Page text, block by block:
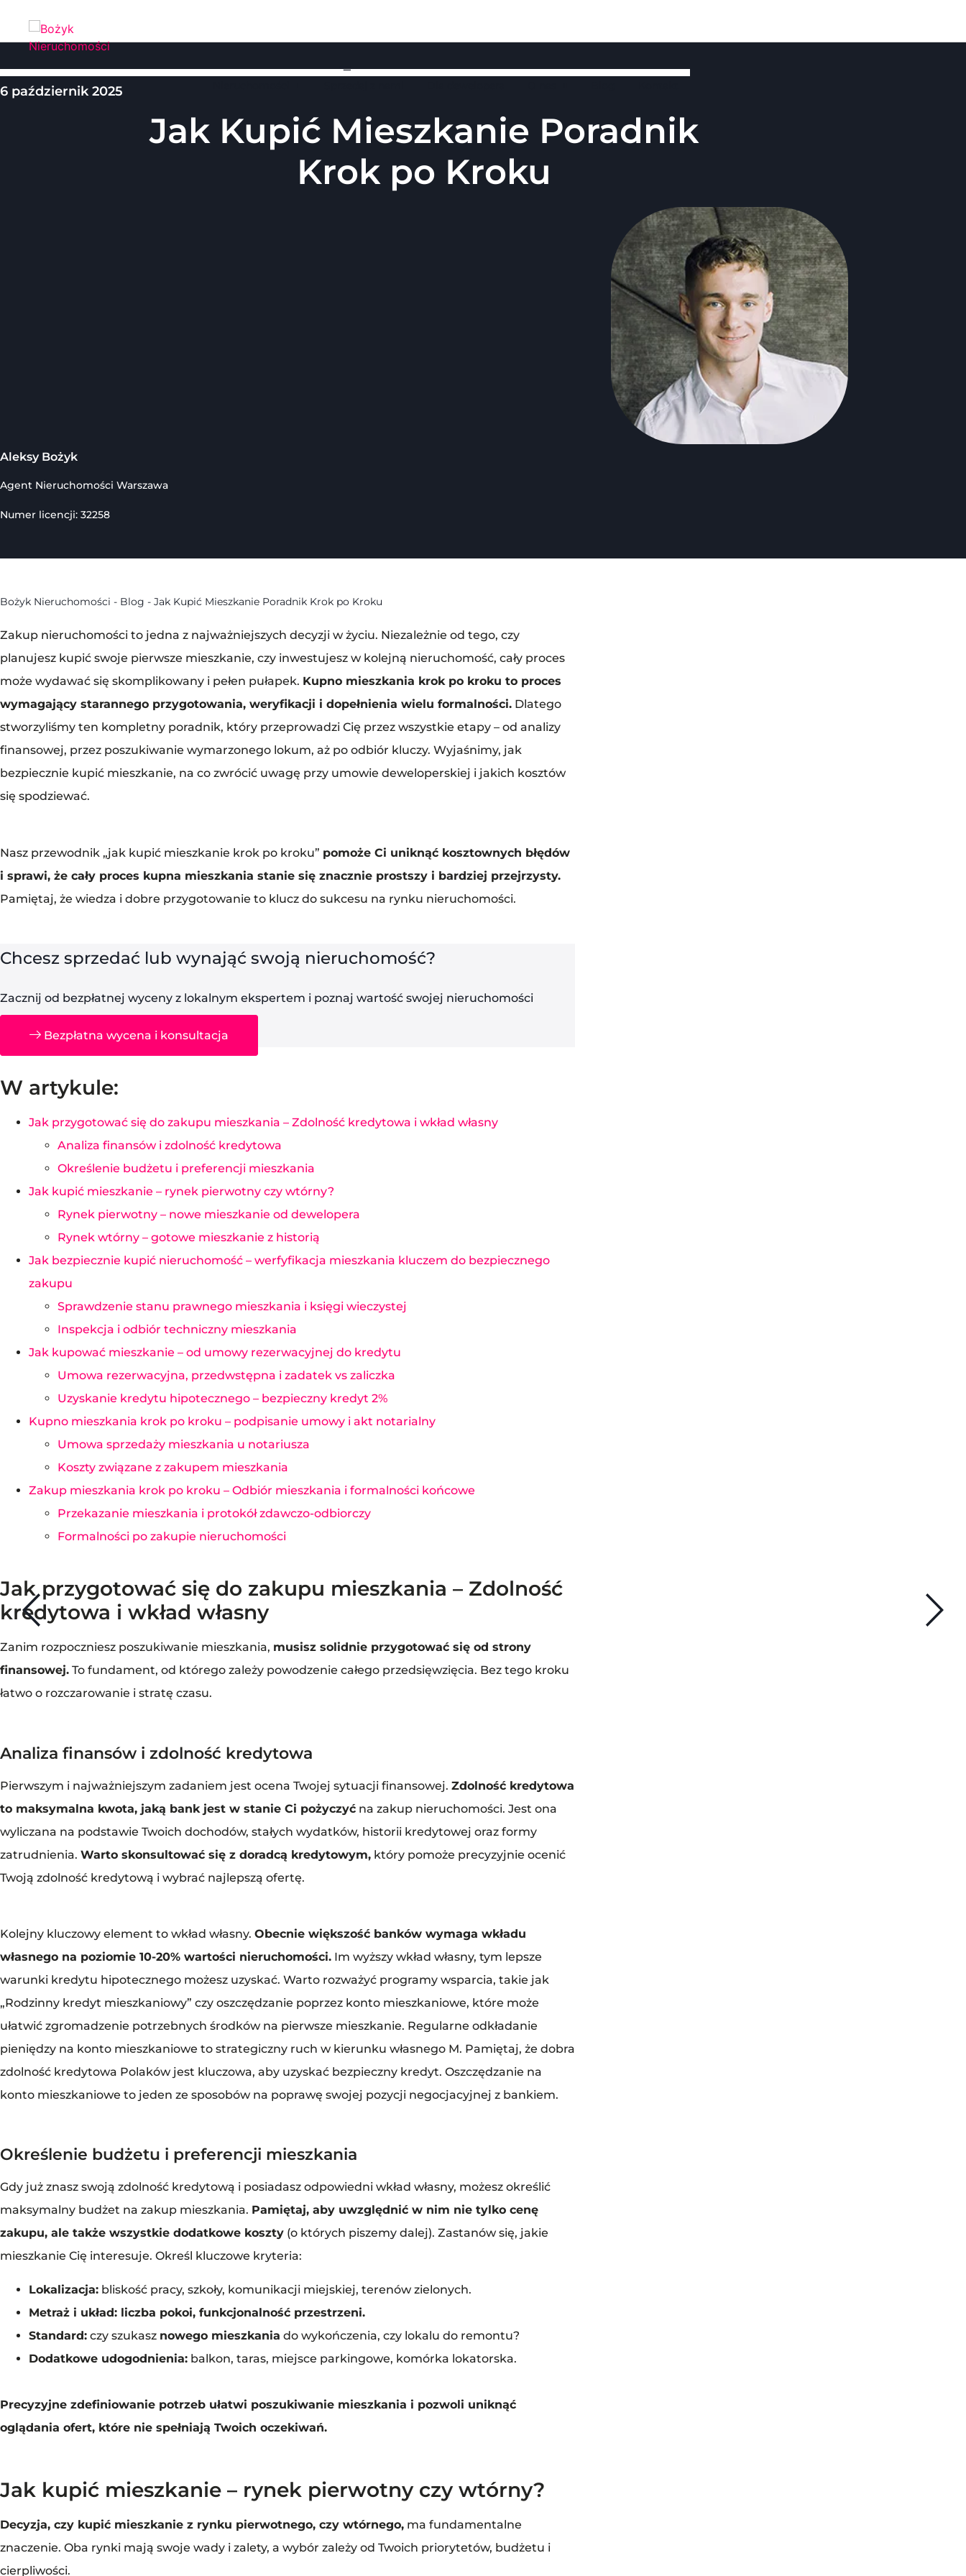
treści
6 październik 2025
Jak Kupić Mieszkanie Poradnik
Krok po Kroku
Aleksy Bożyk
Agent Nieruchomości Warszawa
Numer licencji: 32258
Bożyk Nieruchomości - Blog - Jak Kupić Mieszkanie Poradnik Krok po Kroku
Zakup nieruchomości to jedna z najważniejszych decyzji w życiu. Niezależnie od tego, czy
planujesz kupić swoje pierwsze mieszkanie, czy inwestujesz w kolejną nieruchomość, cały proces
może wydawać się skomplikowany i pełen pułapek. Kupno mieszkania krok po kroku to proces
wymagający starannego przygotowania, weryfikacji i dopełnienia wielu formalności. Dlatego
stworzyliśmy ten kompletny poradnik, który przeprowadzi Cię przez wszystkie etapy – od analizy
finansowej, przez poszukiwanie wymarzonego lokum, aż po odbiór kluczy. Wyjaśnimy, jak
bezpiecznie kupić mieszkanie, na co zwrócić uwagę przy umowie deweloperskiej i jakich kosztów
się spodziewać.
Nasz przewodnik „jak kupić mieszkanie krok po kroku” pomoże Ci uniknąć kosztownych błędów
i sprawi, że cały proces kupna mieszkania stanie się znacznie prostszy i bardziej przejrzysty.
Pamiętaj, że wiedza i dobre przygotowanie to klucz do sukcesu na rynku nieruchomości.
Chcesz sprzedać lub wynająć swoją nieruchomość?
Zacznij od bezpłatnej wyceny z lokalnym ekspertem i poznaj wartość swojej nieruchomości
Bezpłatna wycena i konsultacja
W artykule:
Jak przygotować się do zakupu mieszkania – Zdolność kredytowa i wkład własny
Analiza finansów i zdolność kredytowa
Określenie budżetu i preferencji mieszkania
Jak kupić mieszkanie – rynek pierwotny czy wtórny?
Rynek pierwotny – nowe mieszkanie od dewelopera
Rynek wtórny – gotowe mieszkanie z historią
Jak bezpiecznie kupić nieruchomość – werfyfikacja mieszkania kluczem do bezpiecznego
zakupu
Sprawdzenie stanu prawnego mieszkania i księgi wieczystej
Inspekcja i odbiór techniczny mieszkania
Jak kupować mieszkanie – od umowy rezerwacyjnej do kredytu
Umowa rezerwacyjna, przedwstępna i zadatek vs zaliczka
Uzyskanie kredytu hipotecznego – bezpieczny kredyt 2%
Kupno mieszkania krok po kroku – podpisanie umowy i akt notarialny
Umowa sprzedaży mieszkania u notariusza
Koszty związane z zakupem mieszkania
Zakup mieszkania krok po kroku – Odbiór mieszkania i formalności końcowe
Przekazanie mieszkania i protokół zdawczo-odbiorczy
Formalności po zakupie nieruchomości
Jak przygotować się do zakupu mieszkania – Zdolność
kredytowa i wkład własny
Zanim rozpoczniesz poszukiwanie mieszkania, musisz solidnie przygotować się od strony
finansowej. To fundament, od którego zależy powodzenie całego przedsięwzięcia. Bez tego kroku
łatwo o rozczarowanie i stratę czasu.
Analiza finansów i zdolność kredytowa
Pierwszym i najważniejszym zadaniem jest ocena Twojej sytuacji finansowej. Zdolność kredytowa
to maksymalna kwota, jaką bank jest w stanie Ci pożyczyć na zakup nieruchomości. Jest ona
wyliczana na podstawie Twoich dochodów, stałych wydatków, historii kredytowej oraz formy
zatrudnienia. Warto skonsultować się z doradcą kredytowym, który pomoże precyzyjnie ocenić
Twoją zdolność kredytową i wybrać najlepszą ofertę.
Kolejny kluczowy element to wkład własny. Obecnie większość banków wymaga wkładu
własnego na poziomie 10-20% wartości nieruchomości. Im wyższy wkład własny, tym lepsze
warunki kredytu hipotecznego możesz uzyskać. Warto rozważyć programy wsparcia, takie jak
„Rodzinny kredyt mieszkaniowy” czy oszczędzanie poprzez konto mieszkaniowe, które może
ułatwić zgromadzenie potrzebnych środków na pierwsze mieszkanie. Regularne odkładanie
pieniędzy na konto mieszkaniowe to strategiczny ruch w kierunku własnego M. Pamiętaj, że dobra
zdolność kredytowa Polaków jest kluczowa, aby uzyskać bezpieczny kredyt. Oszczędzanie na
konto mieszkaniowe to jeden ze sposobów na poprawę swojej pozycji negocjacyjnej z bankiem.
Określenie budżetu i preferencji mieszkania
Gdy już znasz swoją zdolność kredytową i posiadasz odpowiedni wkład własny, możesz określić
maksymalny budżet na zakup mieszkania. Pamiętaj, aby uwzględnić w nim nie tylko cenę
zakupu, ale także wszystkie dodatkowe koszty (o których piszemy dalej). Zastanów się, jakie
mieszkanie Cię interesuje. Określ kluczowe kryteria:
Lokalizacja: bliskość pracy, szkoły, komunikacji miejskiej, terenów zielonych.
Metraż i układ: liczba pokoi, funkcjonalność przestrzeni.
Standard: czy szukasz nowego mieszkania do wykończenia, czy lokalu do remontu?
Dodatkowe udogodnienia: balkon, taras, miejsce parkingowe, komórka lokatorska.
Precyzyjne zdefiniowanie potrzeb ułatwi poszukiwanie mieszkania i pozwoli uniknąć
oglądania ofert, które nie spełniają Twoich oczekiwań.
Jak kupić mieszkanie – rynek pierwotny czy wtórny?
Decyzja, czy kupić mieszkanie z rynku pierwotnego, czy wtórnego, ma fundamentalne
znaczenie. Oba rynki mają swoje wady i zalety, a wybór zależy od Twoich priorytetów, budżetu i
cierpliwości.